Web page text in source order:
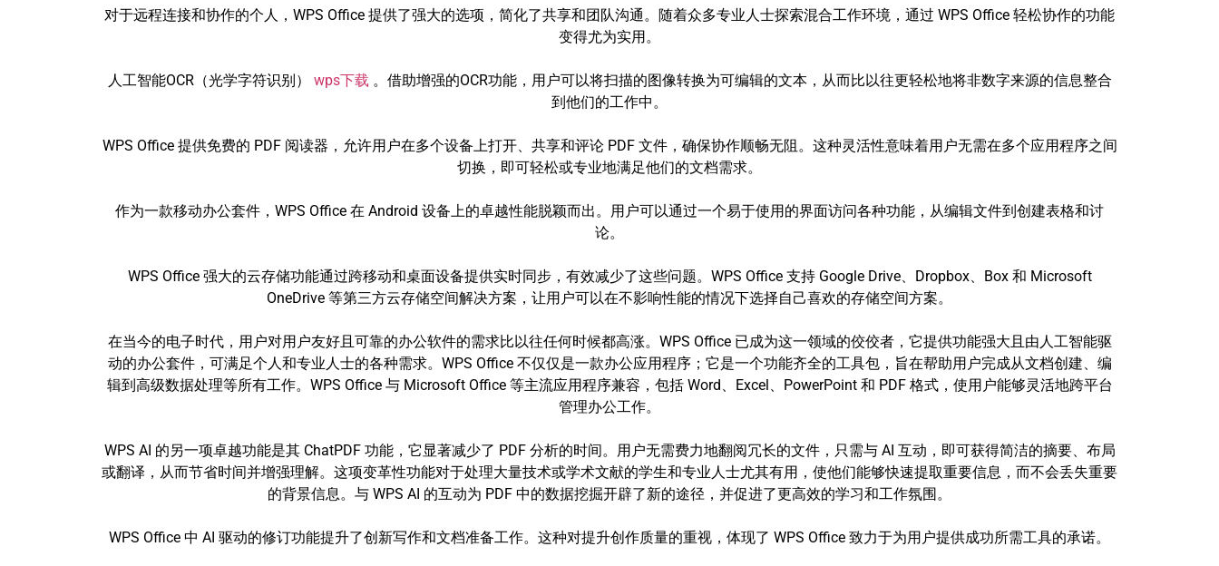
对于远程连接和协作的个人，WPS Office 提供了强大的选项，简化了共享和团队沟通。随着众多专业人士探索混合工作环境，通过 WPS Office 轻松协作的功能
变得尤为实用。
人工智能OCR（光学字符识别） wps下载 。借助增强的OCR功能，用户可以将扫描的图像转换为可编辑的文本，从而比以往更轻松地将非数字来源的信息整合
到他们的工作中。
WPS Office 提供免费的 PDF 阅读器，允许用户在多个设备上打开、共享和评论 PDF 文件，确保协作顺畅无阻。这种灵活性意味着用户无需在多个应用程序之间
切换，即可轻松或专业地满足他们的文档需求。
作为一款移动办公套件，WPS Office 在 Android 设备上的卓越性能脱颖而出。用户可以通过一个易于使用的界面访问各种功能，从编辑文件到创建表格和讨
论。
WPS Office 强大的云存储功能通过跨移动和桌面设备提供实时同步，有效减少了这些问题。WPS Office 支持 Google Drive、Dropbox、Box 和 Microsoft
OneDrive 等第三方云存储空间解决方案，让用户可以在不影响性能的情况下选择自己喜欢的存储空间方案。
在当今的电子时代，用户对用户友好且可靠的办公软件的需求比以往任何时候都高涨。WPS Office 已成为这一领域的佼佼者，它提供功能强大且由人工智能驱
动的办公套件，可满足个人和专业人士的各种需求。WPS Office 不仅仅是一款办公应用程序；它是一个功能齐全的工具包，旨在帮助用户完成从文档创建、编
辑到高级数据处理等所有工作。WPS Office 与 Microsoft Office 等主流应用程序兼容，包括 Word、Excel、PowerPoint 和 PDF 格式，使用户能够灵活地跨平台
管理办公工作。
WPS AI 的另一项卓越功能是其 ChatPDF 功能，它显著减少了 PDF 分析的时间。用户无需费力地翻阅冗长的文件，只需与 AI 互动，即可获得简洁的摘要、布局
或翻译，从而节省时间并增强理解。这项变革性功能对于处理大量技术或学术文献的学生和专业人士尤其有用，使他们能够快速提取重要信息，而不会丢失重要
的背景信息。与 WPS AI 的互动为 PDF 中的数据挖掘开辟了新的途径，并促进了更高效的学习和工作氛围。
WPS Office 中 AI 驱动的修订功能提升了创新写作和文档准备工作。这种对提升创作质量的重视，体现了 WPS Office 致力于为用户提供成功所需工具的承诺。